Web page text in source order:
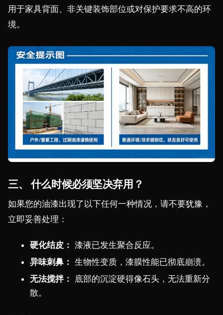
用于家具背面、非关键装饰部位或对保护要求不高的环
境。
三、 什么时候必须坚决弃用？
如果您的油漆出现了以下任何一种情况，请不要犹豫，
立即妥善处理：
硬化结皮： 漆液已发生聚合反应。
异味刺鼻： 生物性变质，漆膜性能已彻底崩溃。
无法搅拌： 底部的沉淀硬得像石头，无法重新分
散。